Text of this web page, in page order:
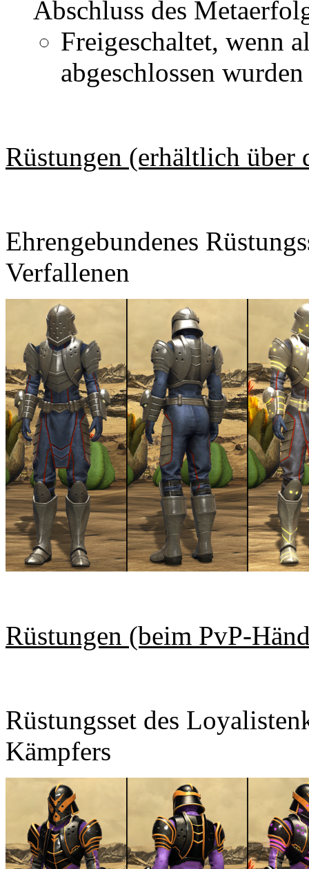
Abschluss des
Freigeschaltet, wenn
abgeschlossen wurden
Rüstungen (erhältlich über
Ehrengebundenes
Verfallenen
Rüstungen (beim PvP-
Rüstungsset des
Kämpfers